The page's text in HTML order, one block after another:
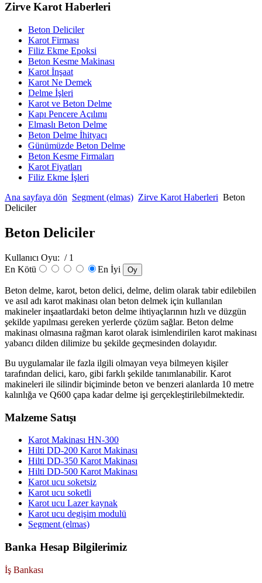
Zirve Karot Haberleri
Beton Deliciler
Karot Firması
Filiz Ekme Epoksi
Beton Kesme Makinası
Karot İnşaat
Karot Ne Demek
Delme İşleri
Karot ve Beton Delme
Kapı Pencere Açılımı
Elmaslı Beton Delme
Beton Delme İhityacı
Günümüzde Beton Delme
Beton Kesme Firmaları
Karot Fiyatları
Filiz Ekme İşleri
Ana sayfaya dön Segment (elmas) Zirve Karot Haberleri Beton
Deliciler
Beton Deliciler
Kullanıcı Oyu: / 1
En Kötü
En İyi
Beton delme, karot, beton delici, delme, delim olarak tabir edilebilen
ve asıl adı karot makinası olan beton delmek için kullanılan
makineler inşaatlardaki beton delme ihtiyaçlarının hızlı ve düzgün
şekilde yapılması gereken yerlerde çözüm sağlar. Beton delme
makinası olmasına rağman karot olarak isimlendirilen karot makinası
yabancı dilden dilimize bu şekilde geçmesinden dolayıdır.
Bu uygulamalar ile fazla ilgili olmayan veya bilmeyen kişiler
tarafından delici, karo, gibi farklı şekilde tanımlanabilir. Karot
makineleri ile silindir biçiminde beton ve benzeri alanlarda 10 metre
kalınlığa ve Q600 çapa kadar delme işi gerçekleştirilebilmektedir.
Malzeme Satışı
Karot Makinası HN-300
Hilti DD-200 Karot Makinası
Hilti DD-350 Karot Makinası
Hilti DD-500 Karot Makinası
Karot ucu soketsiz
Karot ucu soketli
Karot ucu Lazer kaynak
Karot ucu degişim modulü
Segment (elmas)
Banka Hesap Bilgilerimiz
İş Bankası